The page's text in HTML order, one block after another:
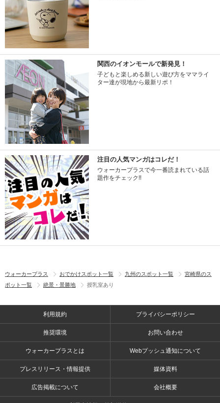
関西のイオンモールで新発見！
子どもと楽しめる新しい遊び方をママライ
ター達が現地から最新リポ！
注目の人気マンガはコレだ！
ウォーカープラスで今一番読まれている話
題作をチェック!!
ウォーカープラス おでかけスポット一覧 九州のスポット一覧
宮崎県のス
ポット一覧
絶景・景勝地 授乳室あり
利用規約 プライバシーポリシー
推奨環境 お問い合わせ
ウォーカープラスとは Webプッシュ通知について
プレスリリース・情報提供 媒体資料
広告掲載について 会社概要